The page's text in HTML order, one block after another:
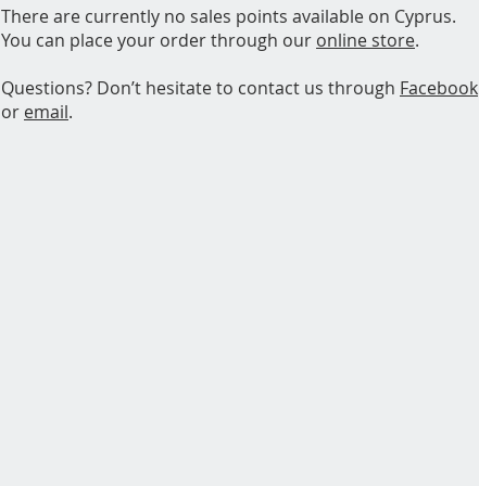
There are currently no sales points available on Cyprus.
You can place your order through our online store.
Questions? Don’t hesitate to contact us through Facebook
or email.